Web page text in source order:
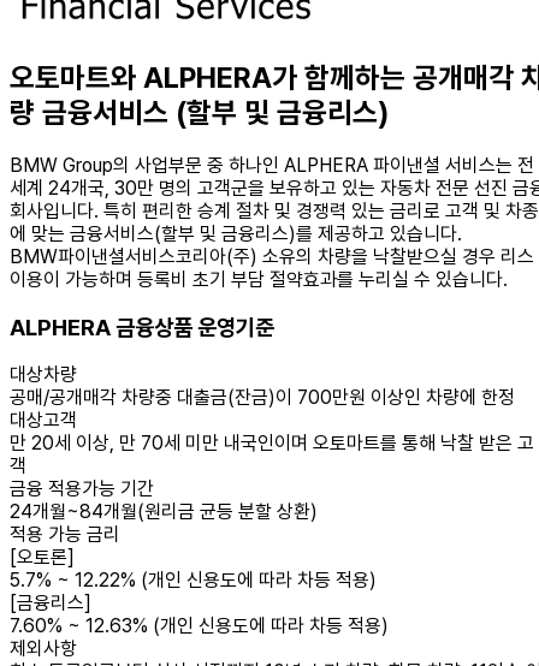
오토마트와 ALPHERA가 함께하는 공개매각
량 금융서비스 (할부 및 금융리스)
BMW Group의 사업부문 중 하나인 ALPHERA 파이낸셜 서비스는 전
세계 24개국, 30만 명의 고객군을 보유하고 있는 자동차 전문 선진 금
회사입니다. 특히 편리한 승계 절차 및 경쟁력 있는 금리로 고객 및 차종
에 맞는 금융서비스(할부 및 금융리스)를 제공하고 있습니다.
BMW파이낸셜서비스코리아(주) 소유의 차량을 낙찰받으실 경우 리스
이용이 가능하며 등록비 초기 부담 절약효과를 누리실 수 있습니다.
ALPHERA 금융상품 운영기준
대상차량
공매/공개매각 차량중 대출금(잔금)이 700만원 이상인 차량에 한정
대상고객
만 20세 이상, 만 70세 미만 내국인이며 오토마트를 통해 낙찰 받은 고
객
금융 적용가능 기간
24개월~84개월(원리금 균등 분할 상환)
적용 가능 금리
[오토론]
5.7% ~ 12.22% (개인 신용도에 따라 차등 적용)
[금융리스]
7.60% ~ 12.63% (개인 신용도에 따라 차등 적용)
제외사항